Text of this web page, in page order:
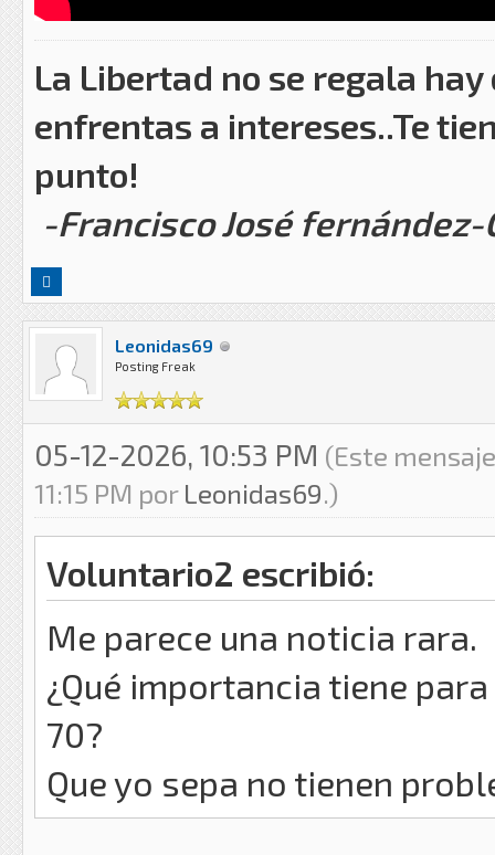
La Libertad no se regala
enfrentas a intereses..Te
punto!
-Francisco José
Leonidas69
Posting Freak
05-12-2026, 10:53 PM (Este
11:15 PM por Leonidas69.)
Voluntario2 escribió:
Me parece una noticia rara.
¿Qué importancia tiene
70?
Que yo sepa no tienen